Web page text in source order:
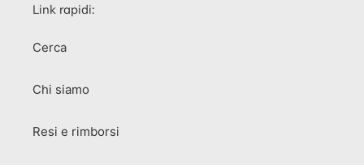
Link rapidi:
Cerca
Chi siamo
Resi e rimborsi